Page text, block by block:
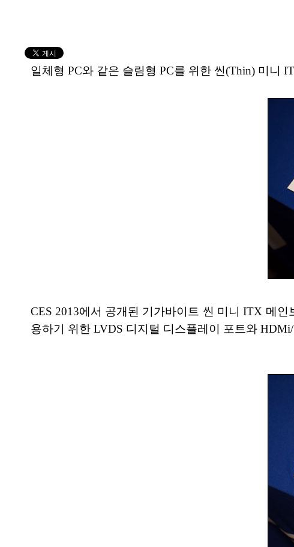
일체형 PC와 같은 슬림형 PC를 위한 씬(Thin) 미니
CES 2013에서 공개된 기가바이트 씬 미니 ITX 메
용하기 위한 LVDS 디지털 디스플레이 포트와